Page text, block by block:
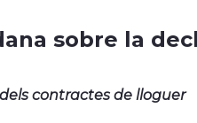
sobre la
contractes de lloguer